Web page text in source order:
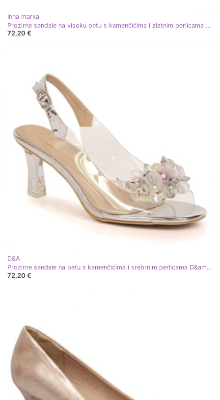
Inna marka
Prozirne sandale na visoku petu s kamenčićima i zlatnim perlicama D&amp;A MR-X951
72,20 €
D&A
Prozirne sandale na petu s kamenčićima i srebrnim perlicama D&amp;A MR-X951 srebro
72,20 €